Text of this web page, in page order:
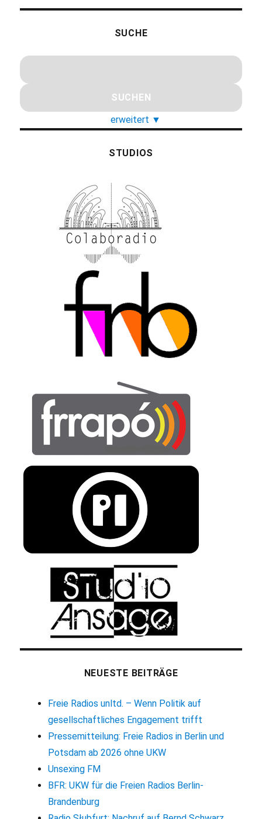
SUCHE
erweitert ▼
STUDIOS
NEUESTE BEITRÄGE
Freie Radios unltd. – Wenn Politik auf
gesellschaftliches Engagement trifft
Pressemitteilung: Freie Radios in Berlin und
Potsdam ab 2026 ohne UKW
Unsexing FM
BFR: UKW für die Freien Radios Berlin-
Brandenburg